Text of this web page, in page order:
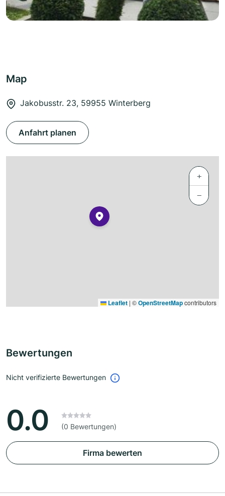
Map
Jakobusstr. 23, 59955 Winterberg
Anfahrt planen
+
−
Leaflet | ©OpenStreetMapcontributors
Bewertungen
Nicht verifizierte Bewertungen
0.0 (0 Bewertungen)
Firma bewerten